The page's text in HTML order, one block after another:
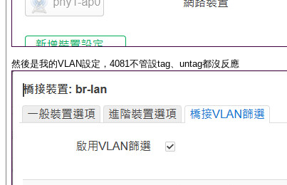
然後是我的VLAN設定，4081不管設tag、untag都沒反應